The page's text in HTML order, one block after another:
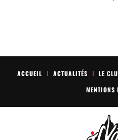
ACCUEIL ACTUALITÉS LE
MENTIONS